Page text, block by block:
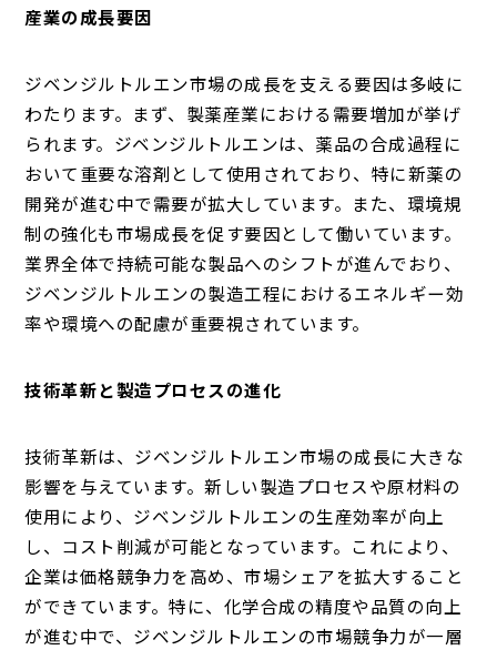
産業の成長要因
ジベンジルトルエン市場の成長を支える要因は多岐に
わたります。まず、製薬産業における需要増加が挙げ
られます。ジベンジルトルエンは、薬品の合成過程に
おいて重要な溶剤として使用されており、特に新薬の
開発が進む中で需要が拡大しています。また、環境規
制の強化も市場成長を促す要因として働いています。
業界全体で持続可能な製品へのシフトが進んでおり、
ジベンジルトルエンの製造工程におけるエネルギー効
率や環境への配慮が重要視されています。
技術革新と製造プロセスの進化
技術革新は、ジベンジルトルエン市場の成長に大きな
影響を与えています。新しい製造プロセスや原材料の
使用により、ジベンジルトルエンの生産効率が向上
し、コスト削減が可能となっています。これにより、
企業は価格競争力を高め、市場シェアを拡大すること
ができています。特に、化学合成の精度や品質の向上
が進む中で、ジベンジルトルエンの市場競争力が一層